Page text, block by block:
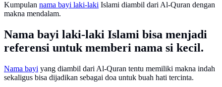
Kumpulan nama bayi laki-laki Islami diambil dari Al-Quran dengan
makna mendalam.
Nama bayi laki-laki Islami bisa menjadi
referensi untuk memberi nama si kecil.
Nama bayi yang diambil dari Al-Quran tentu memiliki makna indah
sekaligus bisa dijadikan sebagai doa untuk buah hati tercinta.